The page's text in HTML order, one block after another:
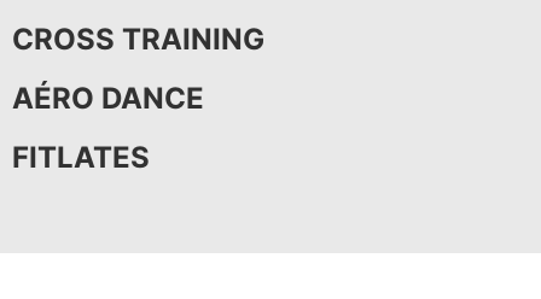
CROSS TRAINING
AÉRO DANCE
FITLATES